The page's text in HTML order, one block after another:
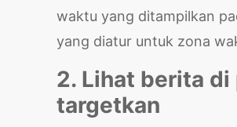
waktu yang ditampilkan
yang diatur untuk zona
2. Lihat berita di
targetkan